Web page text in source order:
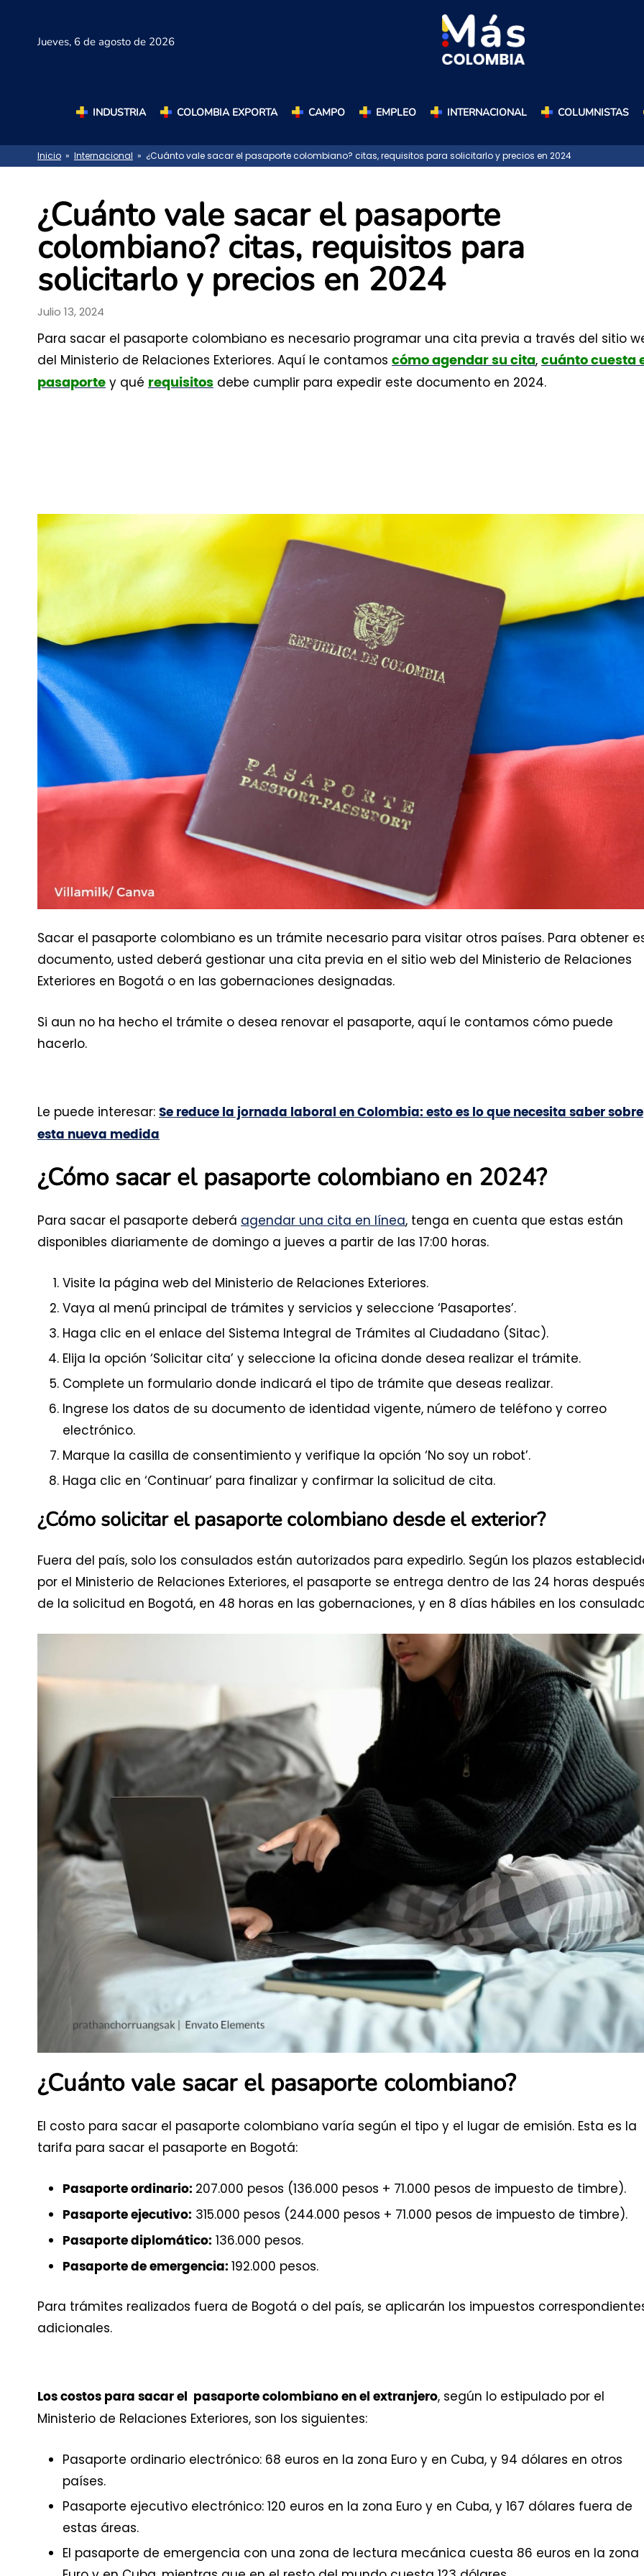
Jueves, 6 de agosto de 2026
INDUSTRIA COLOMBIA EXPORTA CAMPO EMPLEO INTERNACIONAL COLUMNISTAS
Inicio » Internacional » ¿Cuánto vale sacar el pasaporte colombiano? citas, requisitos para solicitarlo y precios en 2024
¿Cuánto vale sacar el pasaporte
colombiano? citas, requisitos para
solicitarlo y precios en 2024
Julio 13, 2024
Para sacar el pasaporte colombiano es necesario programar una cita previa a través del sitio
del Ministerio de Relaciones Exteriores. Aquí le contamos cómo agendar su cita, cuánto cuesta
pasaporte y qué requisitos debe cumplir para expedir este documento en 2024.
Sacar el pasaporte colombiano es un trámite necesario para visitar otros países. Para obtener
documento, usted deberá gestionar una cita previa en el sitio web del Ministerio de Relaciones
Exteriores en Bogotá o en las gobernaciones designadas.
Si aun no ha hecho el trámite o desea renovar el pasaporte, aquí le contamos cómo puede
hacerlo.
Le puede interesar: Se reduce la jornada laboral en Colombia: esto es lo que necesita saber sobre
esta nueva medida
¿Cómo sacar el pasaporte colombiano en 2024?
Para sacar el pasaporte deberá agendar una cita en línea, tenga en cuenta que estas están
disponibles diariamente de domingo a jueves a partir de las 17:00 horas.
Visite la página web del Ministerio de Relaciones Exteriores.
Vaya al menú principal de trámites y servicios y seleccione ‘Pasaportes’.
Haga clic en el enlace del Sistema Integral de Trámites al Ciudadano (Sitac).
Elija la opción ‘Solicitar cita’ y seleccione la oficina donde desea realizar el trámite.
Complete un formulario donde indicará el tipo de trámite que deseas realizar.
Ingrese los datos de su documento de identidad vigente, número de teléfono y correo
electrónico.
Marque la casilla de consentimiento y verifique la opción ‘No soy un robot’.
Haga clic en ‘Continuar’ para finalizar y confirmar la solicitud de cita.
¿Cómo solicitar el pasaporte colombiano desde el exterior?
Fuera del país, solo los consulados están autorizados para expedirlo. Según los plazos
por el Ministerio de Relaciones Exteriores, el pasaporte se entrega dentro de las 24 horas
de la solicitud en Bogotá, en 48 horas en las gobernaciones, y en 8 días hábiles en los
¿Cuánto vale sacar el pasaporte colombiano?
El costo para sacar el pasaporte colombiano varía según el tipo y el lugar de emisión. Esta es la
tarifa para sacar el pasaporte en Bogotá:
Pasaporte ordinario: 207.000 pesos (136.000 pesos + 71.000 pesos de impuesto de timbre).
Pasaporte ejecutivo: 315.000 pesos (244.000 pesos + 71.000 pesos de impuesto de timbre).
Pasaporte diplomático: 136.000 pesos.
Pasaporte de emergencia: 192.000 pesos.
Para trámites realizados fuera de Bogotá o del país, se aplicarán los impuestos
adicionales.
Los costos para sacar el pasaporte colombiano en el extranjero, según lo estipulado por el
Ministerio de Relaciones Exteriores, son los siguientes:
Pasaporte ordinario electrónico: 68 euros en la zona Euro y en Cuba, y 94 dólares en otros
países.
Pasaporte ejecutivo electrónico: 120 euros en la zona Euro y en Cuba, y 167 dólares fuera de
estas áreas.
El pasaporte de emergencia con una zona de lectura mecánica cuesta 86 euros en la zona